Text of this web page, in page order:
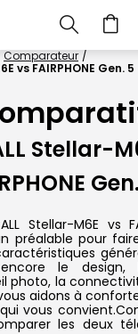
Comparateur
vs FAIRPHONE Gen. 5
Stellar-
Stellar-M6E vs
préalable pour
le design,
photo, la
aidons à
vous
les deux